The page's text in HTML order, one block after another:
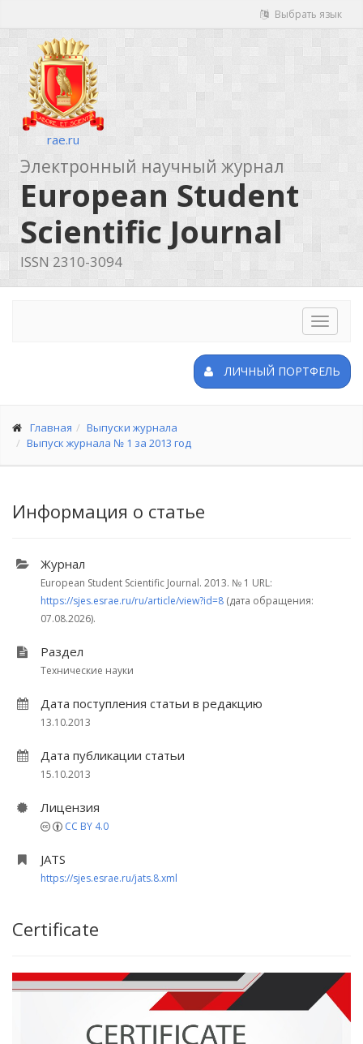
Выбрать язык
rae.ru
Электронный научный журнал
European Student
Scientific Journal
ISSN 2310-3094
Toggle
ЛИЧНЫЙ ПОРТФЕЛЬ
Главная
Выпуски журнала
Выпуск журнала № 1 за 2013 год
Информация о статье
Журнал
European Student Scientific Journal. 2013. № 1 URL:
https://sjes.esrae.ru/ru/article/view?id=8 (дата обращения:
07.08.2026).
Раздел
Технические науки
Дата поступления статьи в редакцию
13.10.2013
Дата публикации статьи
15.10.2013
Лицензия
CC BY 4.0
JATS
https://sjes.esrae.ru/jats.8.xml
Certificate